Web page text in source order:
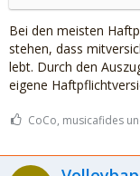
Bei den meisten
stehen, dass
lebt. Durch den
eigene
CoCo, musicafides